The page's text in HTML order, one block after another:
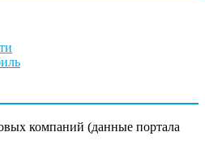
компаний (данные портала